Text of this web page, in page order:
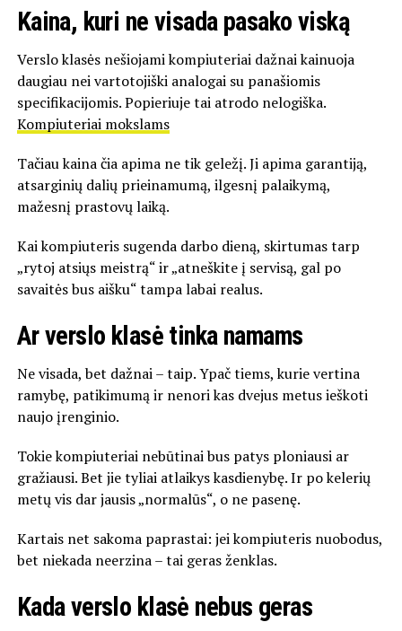
Kaina, kuri ne visada pasako viską
Verslo klasės nešiojami kompiuteriai dažnai kainuoja
daugiau nei vartotojiški analogai su panašiomis
specifikacijomis. Popieriuje tai atrodo nelogiška.
Kompiuteriai mokslams
Tačiau kaina čia apima ne tik geležį. Ji apima garantiją,
atsarginių dalių prieinamumą, ilgesnį palaikymą,
mažesnį prastovų laiką.
Kai kompiuteris sugenda darbo dieną, skirtumas tarp
„rytoj atsiųs meistrą“ ir „atneškite į servisą, gal po
savaitės bus aišku“ tampa labai realus.
Ar verslo klasė tinka namams
Ne visada, bet dažnai – taip. Ypač tiems, kurie vertina
ramybę, patikimumą ir nenori kas dvejus metus ieškoti
naujo įrenginio.
Tokie kompiuteriai nebūtinai bus patys ploniausi ar
gražiausi. Bet jie tyliai atlaikys kasdienybę. Ir po kelerių
metų vis dar jausis „normalūs“, o ne pasenę.
Kartais net sakoma paprastai: jei kompiuteris nuobodus,
bet niekada neerzina – tai geras ženklas.
Kada verslo klasė nebus geras